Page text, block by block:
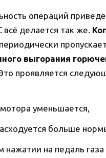
операций
делается так же.
периодически
выгорания
проявляется
уменьшается,
больше
нажатии на педаль